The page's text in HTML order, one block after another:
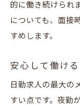
的に働き続けられ
についても、面接
すめします。
安心して働け
日勤求人の最大の
すい点です。夜勤